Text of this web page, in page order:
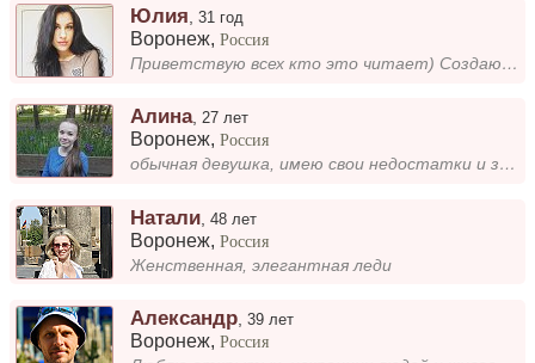
Юлия ,31 год
Воронеж,Россия
Приветствую всех кто это читает) Создаю анкету для поиска серьезного мужчины и никак иначе. От вас требуется адекватност...
Алина, 27 лет
Воронеж,Россия
обычная девушка, имею свои недостатки и знакомства, люблю медицину, любоваться природой, кататься на роликах и много чег...
Натали ,48 лет
Воронеж,Россия
Женственная, элегантная леди
Александр ,39 лет
Воронеж,Россия